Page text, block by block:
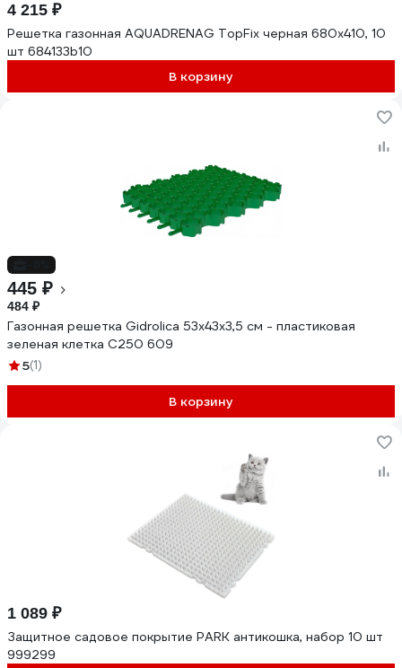
4 215 ₽
Решетка газонная AQUADRENAG TopFix черная 680x410, 10
шт 684133b10
В корзину
445 ₽
484 ₽
Газонная решетка Gidrolica 53х43х3,5 см - пластиковая
зеленая клетка С250 609
5(1)
В корзину
1 089 ₽
Защитное садовое покрытие PARK антикошка, набор 10 шт
999299